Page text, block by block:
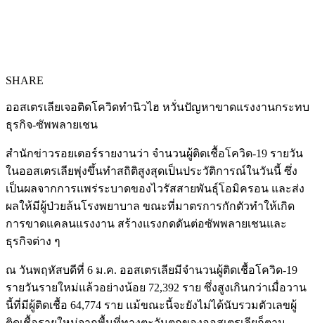
SHARE
ออสเตรเลียเจอติดโควิดทำนิวไฮ หวั่นปัญหาขาดแรงงานกระทบ
ธุรกิจ-ซัพพลายเชน
สำนักข่าวรอยเตอร์รายงานว่า จำนวนผู้ติดเชื้อโควิด-19 รายวัน
ในออสเตรเลียพุ่งขึ้นทำสถิติสูงสุดเป็นประวัติการณ์ในวันนี้ ซึ่ง
เป็นผลจากการแพร่ระบาดของไวรัสสายพันธุ์โอมิครอน และส่ง
ผลให้มีผู้ป่วยล้นโรงพยาบาล ขณะที่มาตรการกักตัวทำให้เกิด
การขาดแคลนแรงงาน สร้างแรงกดดันต่อซัพพลายเชนและ
ธุรกิจต่าง ๆ
ณ วันพฤหัสบดีที่ 6 ม.ค. ออสเตรเลียมีจำนวนผู้ติดเชื้อโควิด-19
รายวันรายใหม่แล้วอย่างน้อย 72,392 ราย ซึ่งสูงเกินกว่าเมื่อวาน
นี้ที่มีผู้ติดเชื้อ 64,774 ราย แม้ขณะนี้จะยังไม่ได้นับรวมตัวเลขผู้